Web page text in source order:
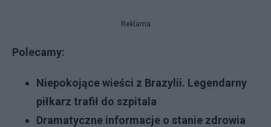
Reklama
Polecamy:
Niepokojące wieści z Brazylii. Legendarny
piłkarz trafił do szpitala
Dramatyczne informacje o stanie zdrowia